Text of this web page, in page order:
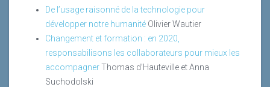
De l’usage raisonné de la technologie pour
développer notre humanité Olivier Wautier
Changement et formation : en 2020,
responsabilisons les collaborateurs pour mieux les
accompagnerThomas d’Hauteville et Anna
Suchodolski